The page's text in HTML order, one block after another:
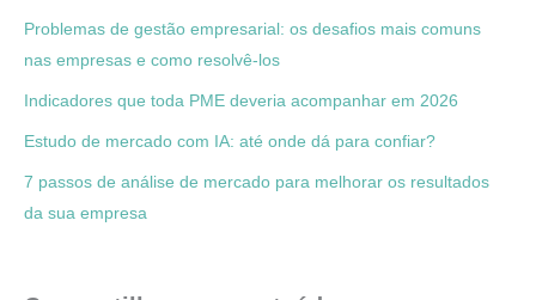
Problemas de gestão empresarial: os desafios mais comuns
nas empresas e como resolvê-los
Indicadores que toda PME deveria acompanhar em 2026
Estudo de mercado com IA: até onde dá para confiar?
7 passos de análise de mercado para melhorar os resultados
da sua empresa